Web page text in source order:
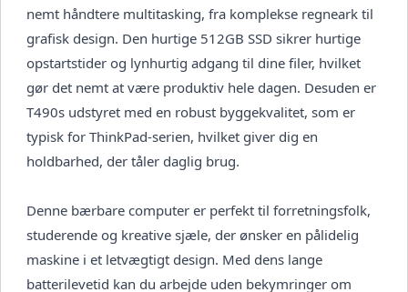
nemt håndtere multitasking, fra komplekse regneark til
grafisk design. Den hurtige 512GB SSD sikrer hurtige
opstartstider og lynhurtig adgang til dine filer, hvilket
gør det nemt at være produktiv hele dagen. Desuden er
T490s udstyret med en robust byggekvalitet, som er
typisk for ThinkPad-serien, hvilket giver dig en
holdbarhed, der tåler daglig brug.
Denne bærbare computer er perfekt til forretningsfolk,
studerende og kreative sjæle, der ønsker en pålidelig
maskine i et letvægtigt design. Med dens lange
batterilevetid kan du arbejde uden bekymringer om